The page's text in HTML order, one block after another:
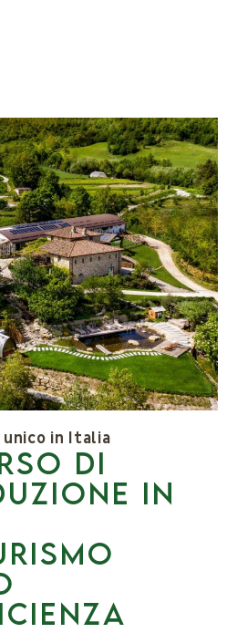
in Italia
di
in